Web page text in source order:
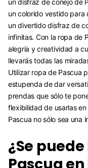
un disfraz de conejo de
un colorido vestido
un divertido disfraz de
infinitas. Con la ropa de
alegría y creatividad a
llevarás todas las
Utilizar ropa de Pascua
estupenda de dar
prendas que sólo te
flexibilidad de usarlas
Pascua no sólo sea una
¿Se